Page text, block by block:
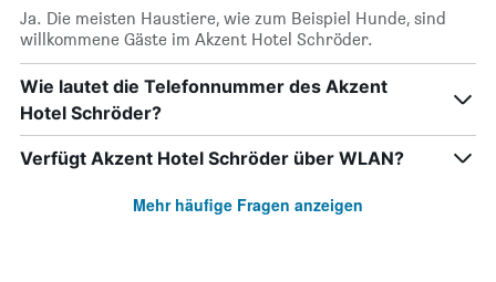
Ja. Die meisten Haustiere, wie zum Beispiel Hunde, sind
willkommene Gäste im Akzent Hotel Schröder.
Wie lautet die Telefonnummer des Akzent
Hotel Schröder?
Verfügt Akzent Hotel Schröder über WLAN?
Mehr häufige Fragen anzeigen